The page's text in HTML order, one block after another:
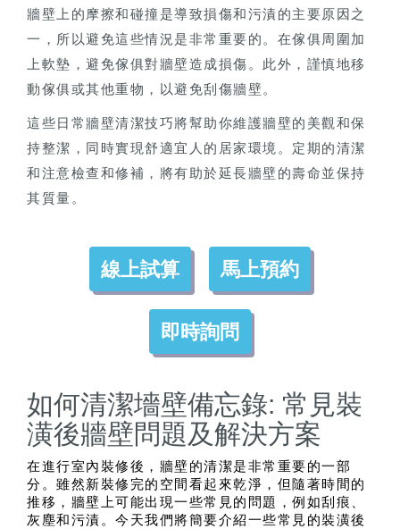
牆壁上的摩擦和碰撞是導致損傷和污漬的主要原因之
一，所以避免這些情況是非常重要的。在傢俱周圍加
上軟墊，避免傢俱對牆壁造成損傷。此外，謹慎地移
動傢俱或其他重物，以避免刮傷牆壁。
這些日常牆壁清潔技巧將幫助你維護牆壁的美觀和保
持整潔，同時實現舒適宜人的居家環境。定期的清潔
和注意檢查和修補，將有助於延長牆壁的壽命並保持
其質量。
線上試算 馬上預約
即時詢問
如何清潔墻壁備忘錄: 常見裝
潢後牆壁問題及解決方案
在進行室內裝修後，牆壁的清潔是非常重要的一部
分。雖然新裝修完的空間看起來乾淨，但隨著時間的
推移，牆壁上可能出現一些常見的問題，例如刮痕、
灰塵和污漬。今天我們將簡要介紹一些常見的裝潢後